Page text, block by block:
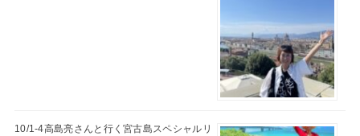
10/1-4高島亮さんと行く宮古島スペシャルリ